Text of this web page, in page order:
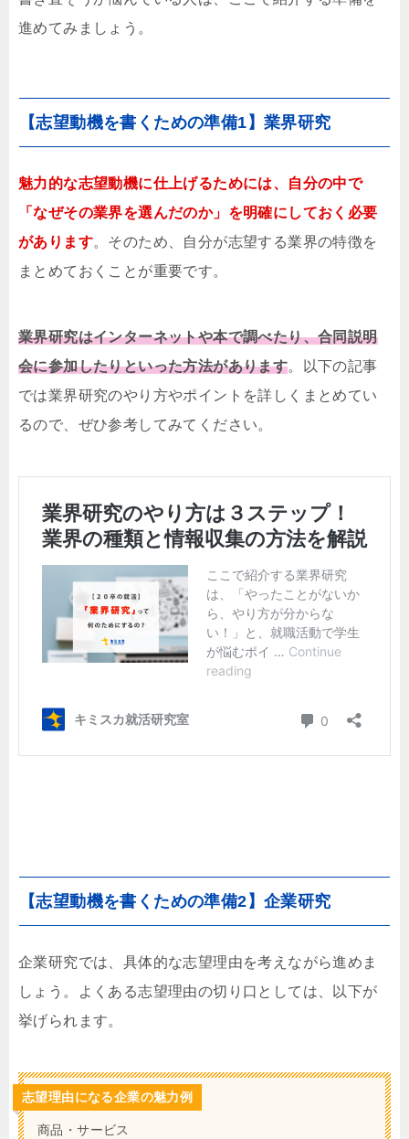
進めてみましょう。
【志望動機を書くための準備1】業界研究
魅力的な志望動機に仕上げるためには、自分の中で
「なぜその業界を選んだのか」を明確にしておく必要
があります。そのため、自分が志望する業界の特徴を
まとめておくことが重要です。
業界研究はインターネットや本で調べたり、合同説明
会に参加したりといった方法があります。以下の記事
では業界研究のやり方やポイントを詳しくまとめてい
るので、ぜひ参考してみてください。
【志望動機を書くための準備2】企業研究
企業研究では、具体的な志望理由を考えながら進めま
しょう。よくある志望理由の切り口としては、以下が
挙げられます。
志望理由になる企業の魅力例
商品・サービス